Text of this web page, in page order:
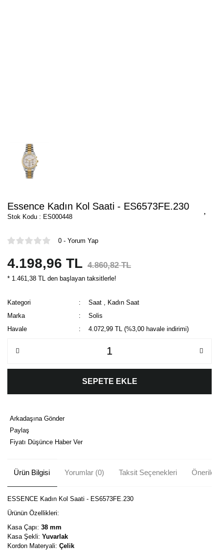
Essence Kadın Kol Saati - ES6573FE.230
Stok Kodu : ES000448
0 - Yorum Yap
4.198,96 TL 4.860,82 TL
* 1.461,38 TL den başlayan taksitlerle!
Kategori Saat
Kadın Saat
Marka
Solis
Havale
4.072,99 TL (%3,00 havale indirimi)
SEPETE EKLE
Arkadaşına Gönder
Paylaş
Fiyatı Düşünce Haber Ver
Ürün Bilgisi Yorumlar (0) Taksit Seçenekleri
ESSENCE Kadın Kol Saati - ES6573FE.230
Ürünün Özellikleri:
Kasa Çapı: 38 mm
Kasa Şekli: Yuvarlak
Kordon Materyali: Çelik